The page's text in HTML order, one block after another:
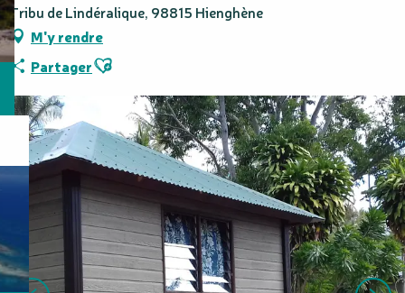
Tribu de Lindéralique, 98815 Hienghène
M'y rendre
PartagerAjouter aux favoris